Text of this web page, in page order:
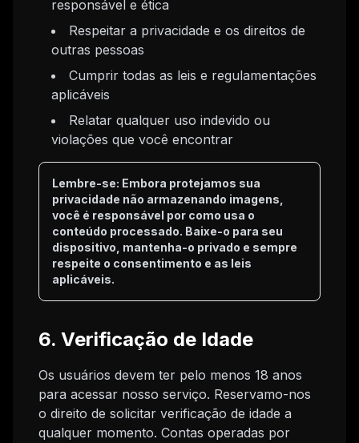
responsável e ética
Respeitar a privacidade e os direitos de
outras pessoas
Cumprir todas as leis e regulamentações
aplicáveis
Relatar qualquer uso indevido ou
violações que você encontrar
Lembre-se: Embora protejamos sua
privacidade não armazenando imagens,
você é responsável por como usa o
conteúdo processado. Baixe-o para seu
dispositivo, mantenha-o privado e sempre
respeite o consentimento e as leis
aplicáveis.
6. Verificação de Idade
Os usuários devem ter pelo menos 18 anos
para acessar nosso serviço. Reservamo-nos
o direito de solicitar verificação de idade a
qualquer momento. Contas operadas por